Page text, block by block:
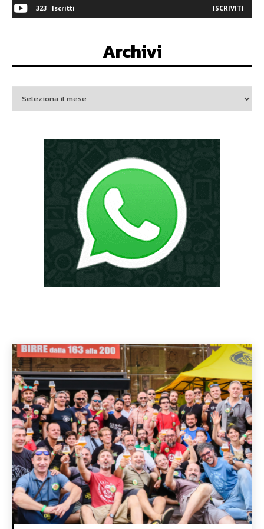
323 Iscritti ISCRIVITI
Archivi